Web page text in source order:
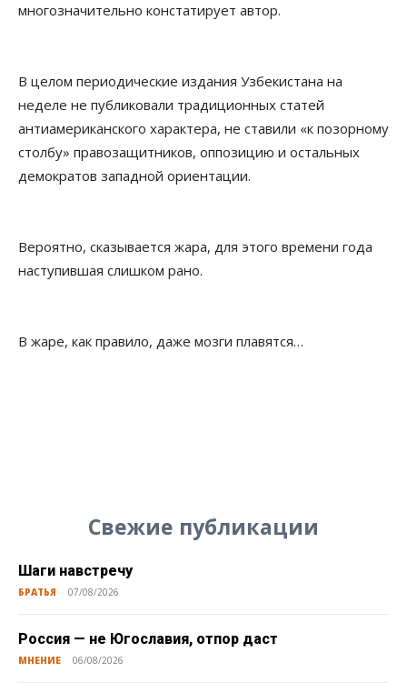
многозначительно констатирует автор.
В целом периодические издания Узбекистана на
неделе не публиковали традиционных статей
антиамериканского характера, не ставили «к позорному
столбу» правозащитников, оппозицию и остальных
демократов западной ориентации.
Вероятно, сказывается жара, для этого времени года
наступившая слишком рано.
В жаре, как правило, даже мозги плавятся…
Свежие публикации
Шаги навстречу
БРАТЬЯ 07/08/2026
Россия — не Югославия, отпор даст
МНЕНИЕ 06/08/2026